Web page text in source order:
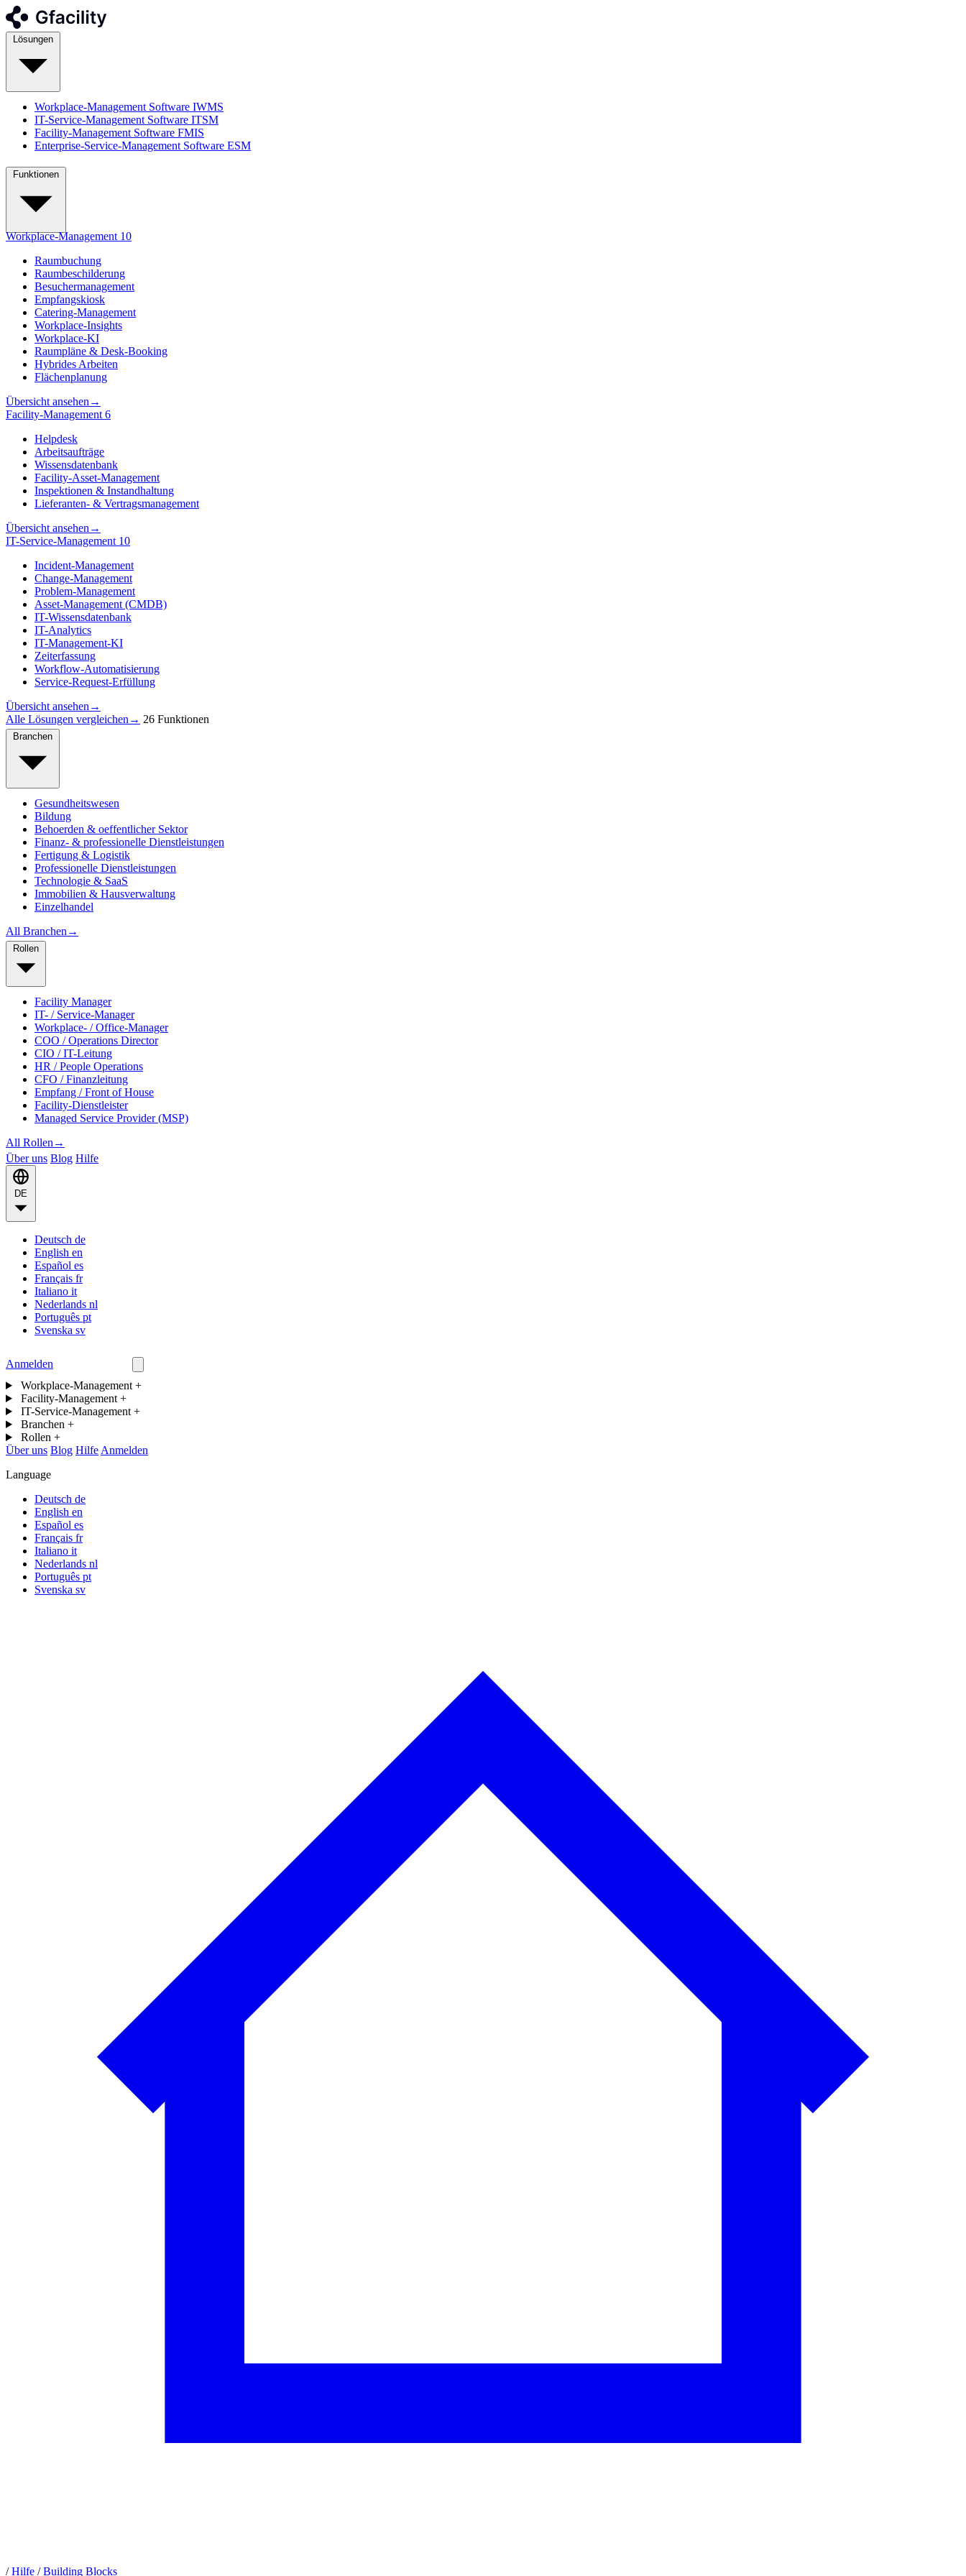
Workplace-Management Software IWMS
IT-Service-Management Software ITSM
Facility-Management Software FMIS
Enterprise-Service-Management Software ESM
Workplace-Management 10
Raumbuchung
Raumbeschilderung
Besuchermanagement
Empfangskiosk
Catering-Management
Workplace-Insights
Workplace-KI
Raumpläne & Desk-Booking
Hybrides Arbeiten
Flächenplanung
Übersicht ansehen →
Facility-Management 6
Helpdesk
Arbeitsaufträge
Wissensdatenbank
Facility-Asset-Management
Inspektionen & Instandhaltung
Lieferanten- & Vertragsmanagement
Übersicht ansehen →
IT-Service-Management 10
Incident-Management
Change-Management
Problem-Management
Asset-Management (CMDB)
IT-Wissensdatenbank
IT-Analytics
IT-Management-KI
Zeiterfassung
Workflow-Automatisierung
Service-Request-Erfüllung
Übersicht ansehen →
Alle Lösungen vergleichen → 26 Funktionen
Gesundheitswesen
Bildung
Behoerden & oeffentlicher Sektor
Finanz- & professionelle Dienstleistungen
Fertigung & Logistik
Professionelle Dienstleistungen
Technologie & SaaS
Immobilien & Hausverwaltung
Einzelhandel
All Branchen →
Facility Manager
IT- / Service-Manager
Workplace- / Office-Manager
COO / Operations Director
CIO / IT-Leitung
HR / People Operations
CFO / Finanzleitung
Empfang / Front of House
Facility-Dienstleister
Managed Service Provider (MSP)
All Rollen →
Über uns Blog Hilfe
Deutsch de
English en
Español es
Français fr
Italiano it
Nederlands nl
Português pt
Svenska sv
Anmelden
Workplace-Management +
Facility-Management +
IT-Service-Management +
Branchen +
Rollen +
Über uns Blog Hilfe Anmelden
Language
Deutsch de
English en
Español es
Français fr
Italiano it
Nederlands nl
Português pt
Svenska sv
/ Hilfe / Building Blocks